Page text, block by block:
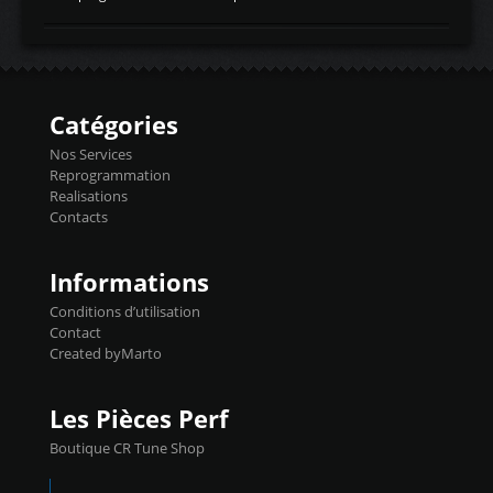
d'admissiontemp ex. pour atmo -30- 80°C
temperaturetemperature ldr moteurtemp
Injecteurs + Flashpro 1370€ TTC Le
précise et performante. Vous pourrez
basculer de la carto sans plomb à Ethanol à
l'aide du flashpro OPTION ECONOMIQUES
Reprog SP 98 sur le calculateur d'origine
450€ TTC Un gain d'environ 10cv et 15nm
Catégories
Nos Services
Reprogrammation
Realisations
Contacts
Informations
Conditions d’utilisation
Contact
Created byMarto
Les Pièces Perf
Boutique CR Tune Shop